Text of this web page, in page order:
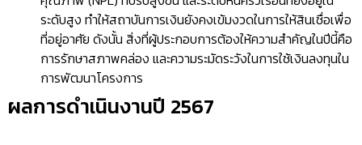
ระดับสูง ทำให้สถาบันการเงินยังคงเข้มงวดในการให้สินเชื่อเพื่อ
ที่อยู่อาศัย ดังนั้น สิ่งที่ผู้ประกอบการต้องให้ความสำคัญในปีนี้คือ
การรักษาสภาพคล่อง และความระมัดระวังในการใช้เงินลงทุนใน
การพัฒนาโครงการ
ผลการดำเนินงานปี 2567